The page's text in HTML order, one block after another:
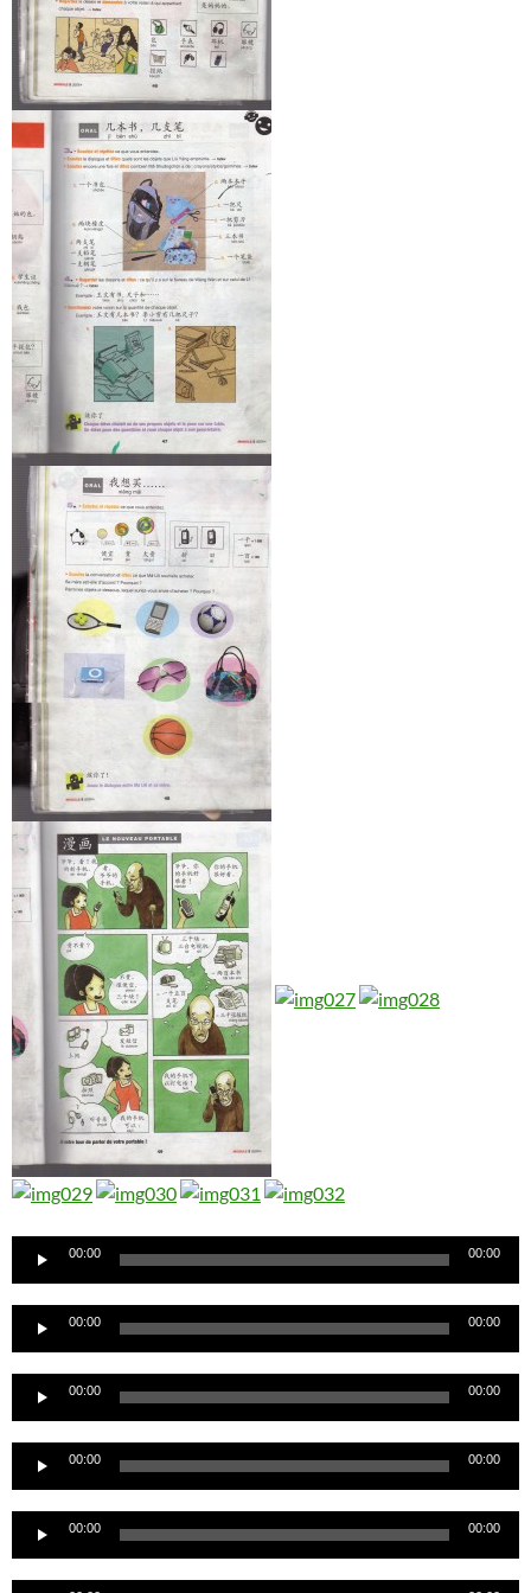
Lecteur00:00 00:00
Lecteur00:00 00:00
Lecteur00:00 00:00
Lecteur00:00 00:00
Lecteur00:00 00:00